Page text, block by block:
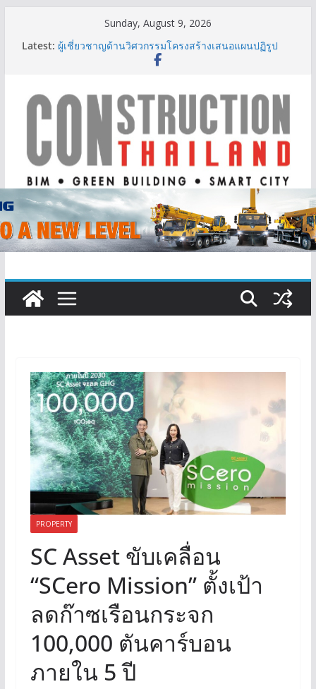
Sunday, August 9, 2026
Latest: ผู้เชี่ยวชาญด้านวิศวกรรมโครงสร้างเสนอแผนปฏิรูป
มาตรฐานตั้งแต่การออกแบบถึงการตรวจสอบอาคารไทย
เติบโต 377% ชี้ดีมานด์ภูเก็ตยังแกร่ง
BCT Expo 2026 ชูแนวคิด “Empowering Net Zero in
Construction & Mining” ขับเคลื่อนอุตสาหกรรม
ก่อสร้างและเหมืองแร่สู่สังคมคาร์บอนต่ำอย่างยั่งยืน
ลลิล พร็อพเพอร์ตี้ ก้าวสู่ปีที่ 40 ยึดลูกค้าเป็นศูนย์กลาง
IHG Hotels & Resorts เปิดตัว ฮอลิเดย์ อินน์ เอ็กซ์เพรส
อ่าวนางแห่งแรกในกระบี่
PROPERTY
SC Asset ขับเคลื่อน
“SCero Mission” ตั้งเป้า
ลดก๊าซเรือนกระจก
100,000 ตันคาร์บอน
ภายใน 5 ปี